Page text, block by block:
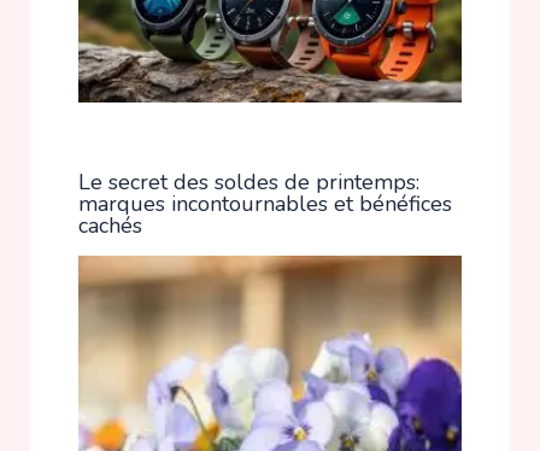
Le secret des soldes de printemps:
marques incontournables et bénéfices
cachés